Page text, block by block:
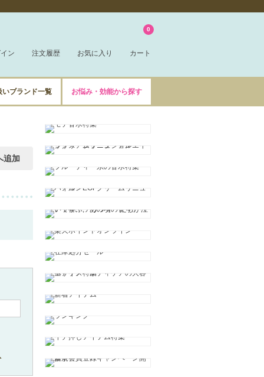
ン 注文履歴 お気に入り カート
0
いブランド一覧 お悩み・効能から探す
追加